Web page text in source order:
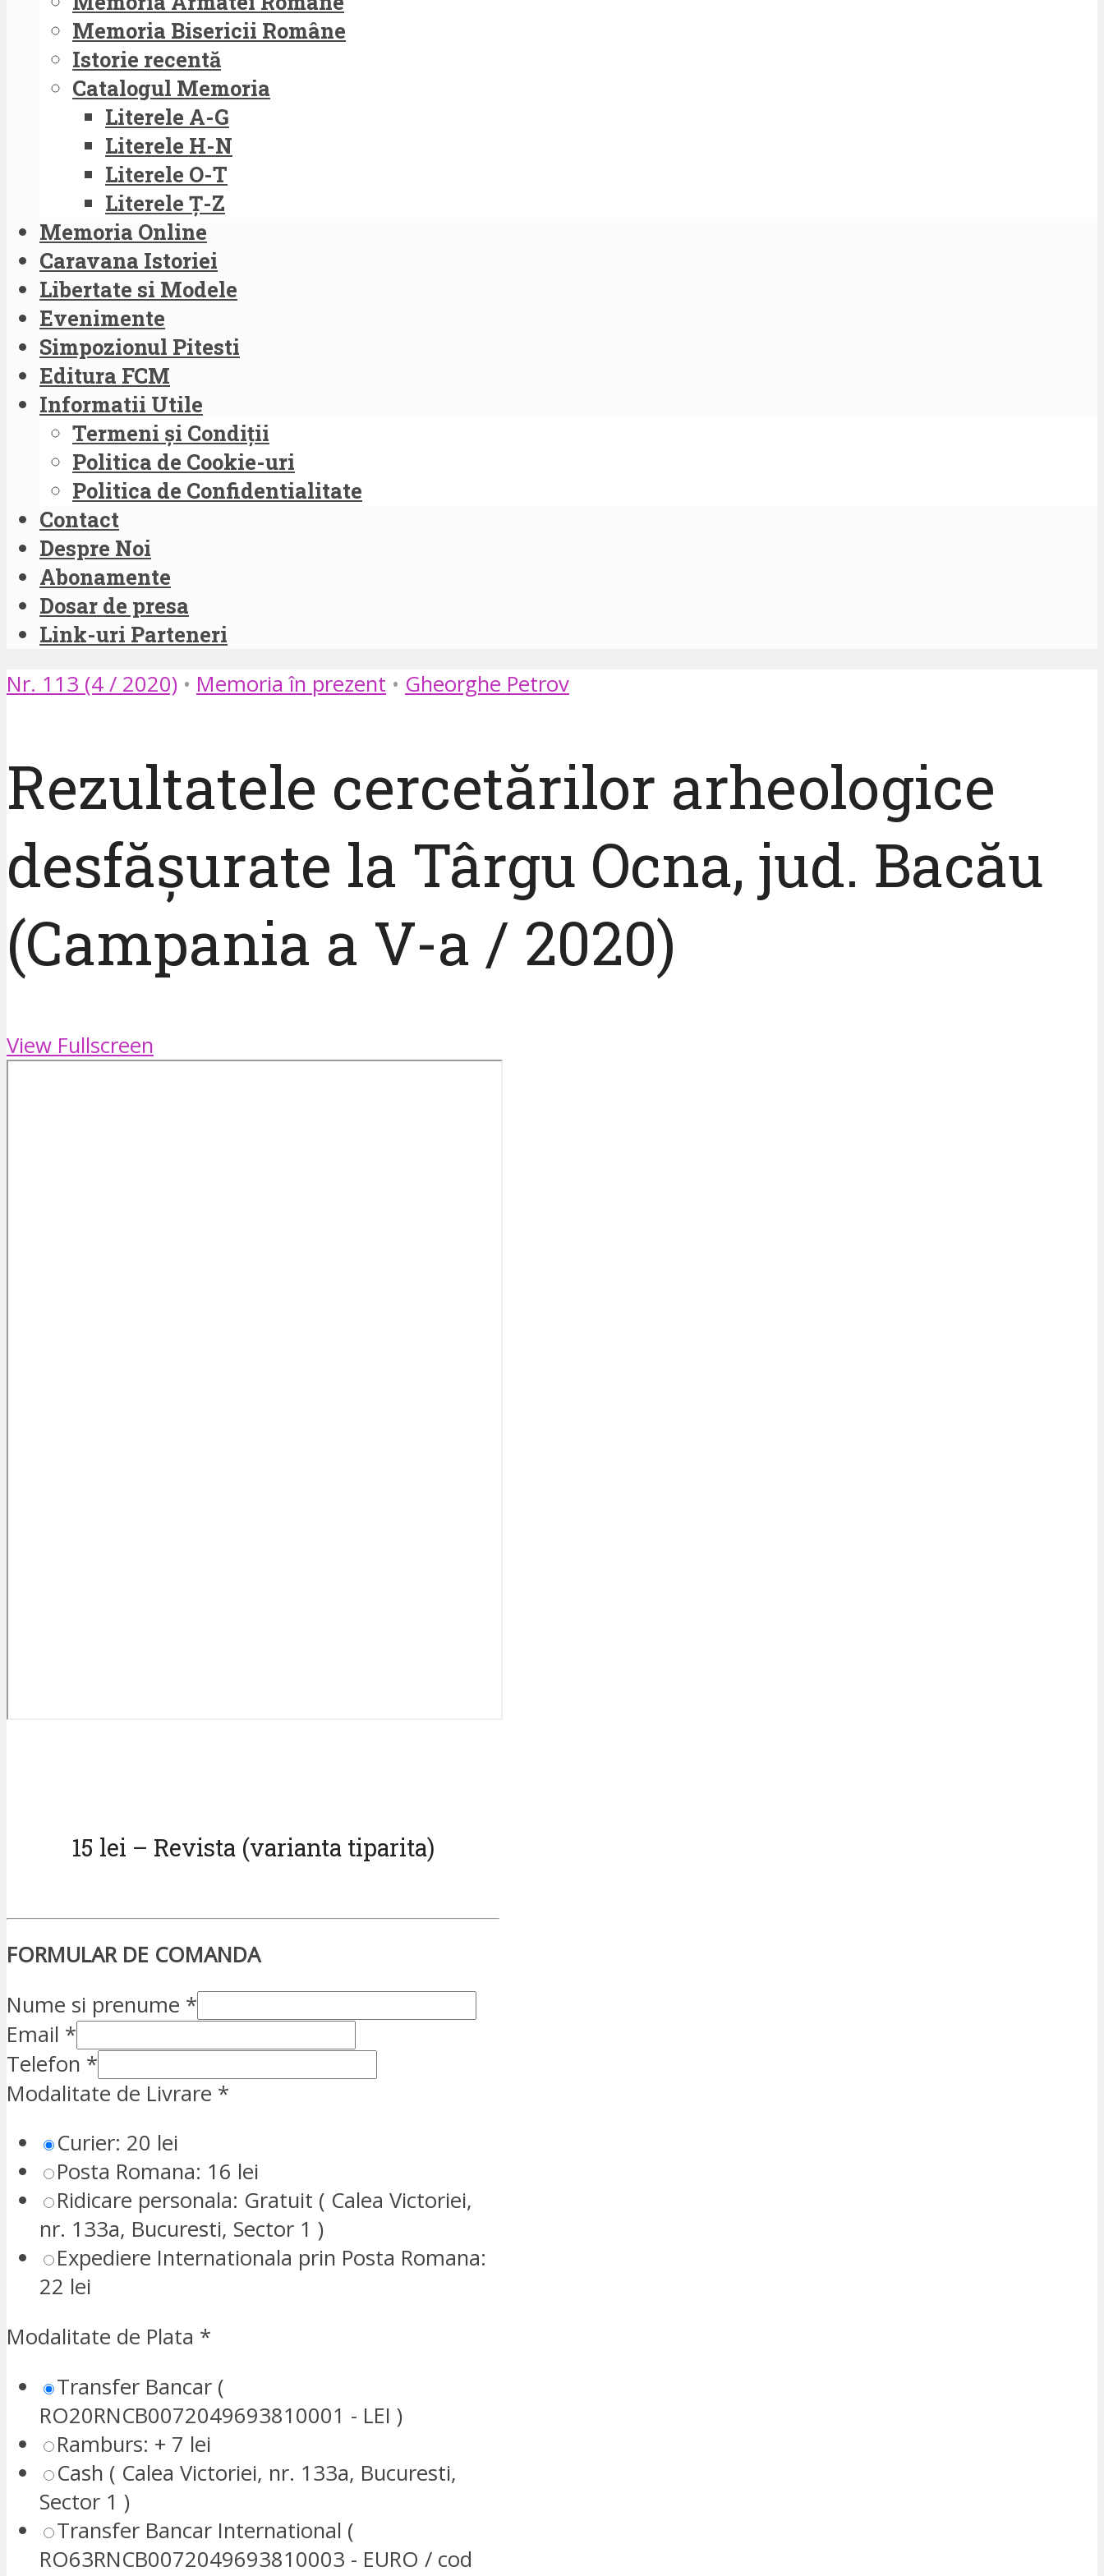
Memoria Bisericii Române
Istorie recentă
Catalogul Memoria
Literele A-G
Literele H-N
Literele O-T
Literele Ț-Z
Memoria Online
Caravana Istoriei
Libertate si Modele
Evenimente
Simpozionul Pitesti
Editura FCM
Informatii Utile
Termeni și Condiții
Politica de Cookie-uri
Politica de Confidentialitate
Contact
Despre Noi
Abonamente
Dosar de presa
Link-uri Parteneri
Nr. 113 (4 / 2020) • Memoria în prezent • Gheorghe Petrov
Rezultatele cercetărilor arheologice
desfășurate la Târgu Ocna, jud. Bacău
(Campania a V-a / 2020)
View Fullscreen
15 lei – Revista (varianta tiparita)
FORMULAR DE COMANDA
Nume si prenume *
Email *
Telefon *
Modalitate de Livrare *
Curier: 20 lei
Posta Romana: 16 lei
Ridicare personala: Gratuit ( Calea Victoriei,
nr. 133a, Bucuresti, Sector 1 )
Expediere Internationala prin Posta Romana:
22 lei
Modalitate de Plata *
Transfer Bancar (
RO20RNCB0072049693810001 - LEI )
Ramburs: + 7 lei
Cash ( Calea Victoriei, nr. 133a, Bucuresti,
Sector 1 )
Transfer Bancar International (
RO63RNCB0072049693810003 - EURO / cod